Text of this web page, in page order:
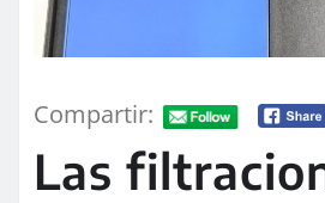
Compartir:
Las